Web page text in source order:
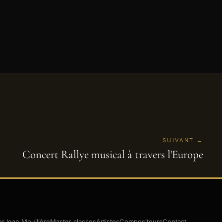
SUIVANT →
Concert Rallye musical à travers l'Europe